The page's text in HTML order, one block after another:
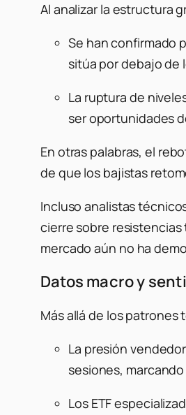
Al analizar la estructura
Se han confirmado
sitúa por debajo de
La ruptura de
ser oportunidades
En otras palabras, el
de que los bajistas
Incluso analistas
cierre sobre
mercado aún no ha
Datos macro y
Más allá de los
La presión
sesiones,
Los ETF